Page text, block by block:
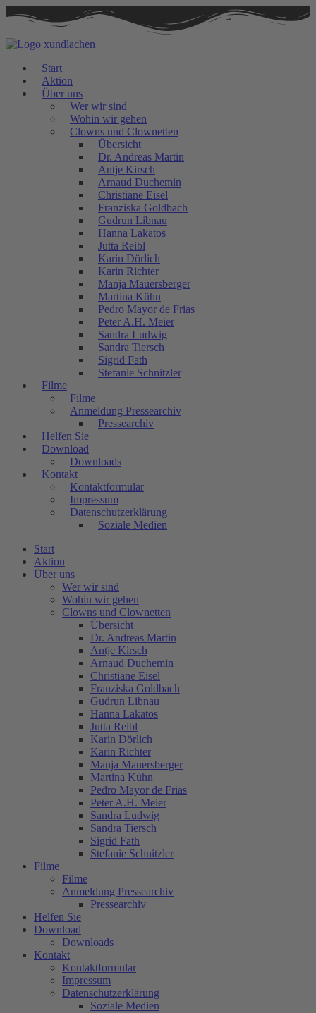
Inhalt
springen
Start
Aktion
Über uns
Wer wir sind
Wohin wir gehen
Clowns und Clownetten
Übersicht
Dr. Andreas Martin
Antje Kirsch
Arnaud Duchemin
Christiane Eisel
Franziska Goldbach
Gudrun Libnau
Hanna Lakatos
Jutta Reibl
Karin Dörlich
Karin Richter
Manja Mauersberger
Martina Kühn
Pedro Mayor de Frias
Peter A.H. Meier
Sandra Ludwig
Sandra Tiersch
Sigrid Fath
Stefanie Schnitzler
Filme
Filme
Anmeldung Pressearchiv
Pressearchiv
Helfen Sie
Download
Downloads
Kontakt
Kontaktformular
Impressum
Datenschutzerklärung
Soziale Medien
Start
Aktion
Über uns
Wer wir sind
Wohin wir gehen
Clowns und Clownetten
Übersicht
Dr. Andreas Martin
Antje Kirsch
Arnaud Duchemin
Christiane Eisel
Franziska Goldbach
Gudrun Libnau
Hanna Lakatos
Jutta Reibl
Karin Dörlich
Karin Richter
Manja Mauersberger
Martina Kühn
Pedro Mayor de Frias
Peter A.H. Meier
Sandra Ludwig
Sandra Tiersch
Sigrid Fath
Stefanie Schnitzler
Filme
Filme
Anmeldung Pressearchiv
Pressearchiv
Helfen Sie
Download
Downloads
Kontakt
Kontaktformular
Impressum
Datenschutzerklärung
Soziale Medien